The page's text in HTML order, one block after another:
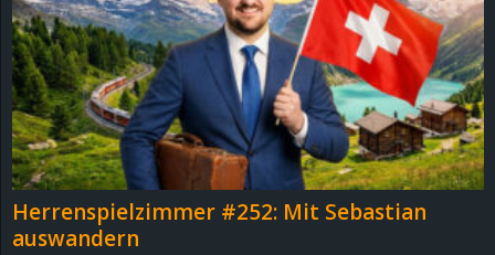
Herrenspielzimmer #252: Mit Sebastian
auswandern